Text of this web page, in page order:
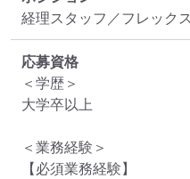
経理スタッフ／フレック
応募資格
＜学歴＞
大学卒以上
＜業務経験＞
【必須業務経験】